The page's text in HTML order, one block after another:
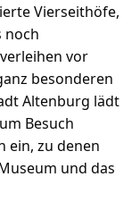
Vierseithöfe,
noch
vor
besonderen
Altenburg lädt
Besuch
ein, zu denen
und das